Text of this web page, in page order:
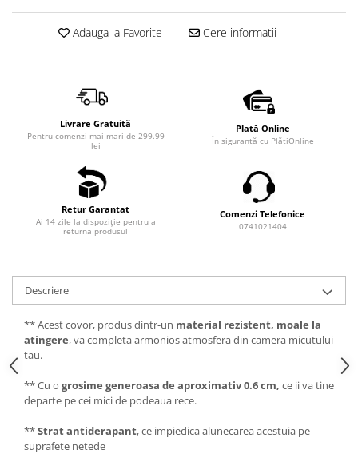
Adauga la Favorite Cere informatii
Livrare Gratuită
Pentru comenzi mai mari de 299.99
lei
Plată Online
În sigurantă cu PlățiOnline
Retur Garantat
Ai 14 zile la dispoziție pentru a
returna produsul
Comenzi Telefonice
0741021404
Descriere
** Acest covor, produs dintr-un material rezistent, moale la
atingere, va completa armonios atmosfera din camera micutului
tau.
** Cu o grosime generoasa de aproximativ 0.6 cm, ce ii va tine
departe pe cei mici de podeaua rece.
**Strat antiderapant, ce impiedica alunecarea acestuia pe
suprafete netede